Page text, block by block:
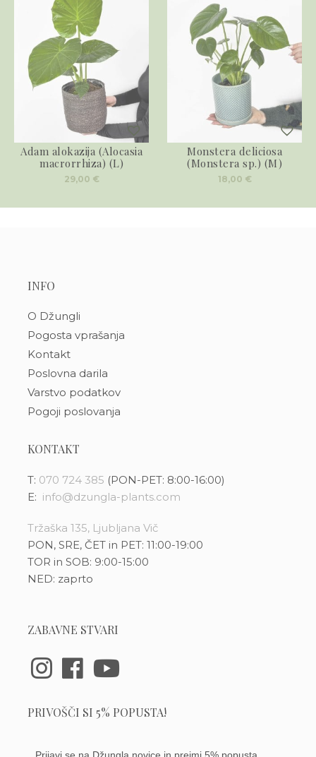
Adam alokazija (Alocasia
macrorrhiza) (L)
29,00 €
Monstera deliciosa
(Monstera sp.) (M)
18,00 €
INFO
O Džungli
Pogosta vprašanja
Kontakt
Poslovna darila
Varstvo podatkov
Pogoji poslovanja
KONTAKT
T: 070 724 385 (PON-PET: 8:00-16:00)
E: info@dzungla-plants.com
Tržaška 135, Ljubljana Vič
PON, SRE, ČET in PET: 11:00-19:00
TOR in SOB: 9:00-15:00
NED: zaprto
ZABAVNE STVARI
PRIVOŠČI SI 5% POPUSTA!
Prijavi se na Džungla novice in prejmi 5% popusta